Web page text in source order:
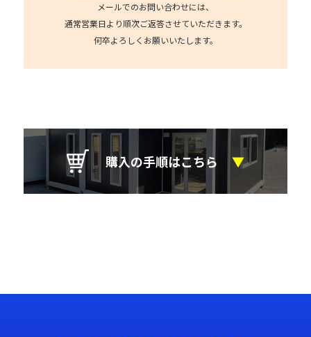
メールでのお問い合わせには、
通常営業日より順次ご返答させていただきます。
何卒よろしくお願いいたします。
購入の手順はこちら